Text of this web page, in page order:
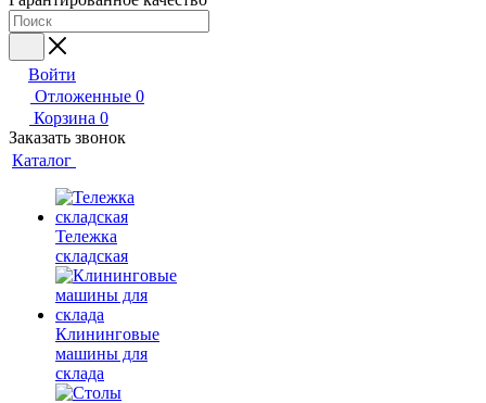
Войти
Отложенные 0
Корзина 0
Заказать звонок
Каталог
Тележка
складская
Клининговые
машины для
склада